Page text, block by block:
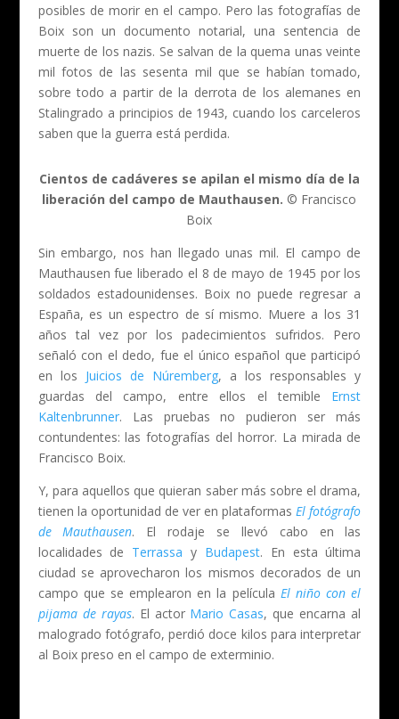
posibles de morir en el campo. Pero las fotografías de
Boix son un documento notarial, una sentencia de
muerte de los nazis. Se salvan de la quema unas veinte
mil fotos de las sesenta mil que se habían tomado,
sobre todo a partir de la derrota de los alemanes en
Stalingrado a principios de 1943, cuando los carceleros
saben que la guerra está perdida.
Cientos de cadáveres se apilan el mismo día de la
liberación del campo de Mauthausen. © Francisco
Boix
Sin embargo, nos han llegado unas mil. El campo de
Mauthausen fue liberado el 8 de mayo de 1945 por los
soldados estadounidenses. Boix no puede regresar a
España, es un espectro de sí mismo. Muere a los 31
años tal vez por los padecimientos sufridos. Pero
señaló con el dedo, fue el único español que participó
en los Juicios de Núremberg, a los responsables y
guardas del campo, entre ellos el temible Ernst
Kaltenbrunner. Las pruebas no pudieron ser más
contundentes: las fotografías del horror. La mirada de
Francisco Boix.
Y, para aquellos que quieran saber más sobre el drama,
tienen la oportunidad de ver en plataformas El fotógrafo
de Mauthausen. El rodaje se llevó cabo en las
localidades de Terrassa y Budapest. En esta última
ciudad se aprovecharon los mismos decorados de un
campo que se emplearon en la película El niño con el
pijama de rayas. El actor Mario Casas, que encarna al
malogrado fotógrafo, perdió doce kilos para interpretar
al Boix preso en el campo de exterminio.